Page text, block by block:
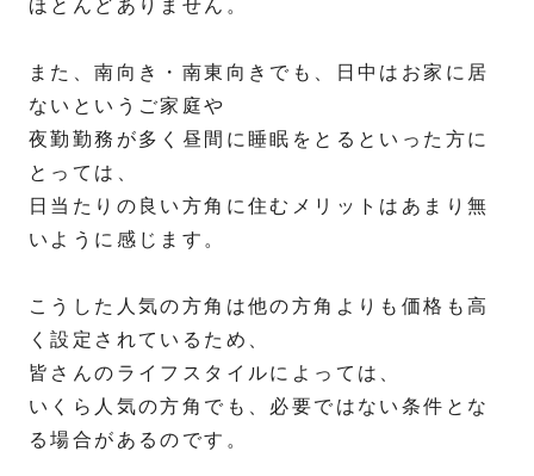
ほとんどありません。
また、南向き・南東向きでも、日中はお家に居
ないというご家庭や
夜勤勤務が多く昼間に睡眠をとるといった方に
とっては、
日当たりの良い方角に住むメリットはあまり無
いように感じます。
こうした人気の方角は他の方角よりも価格も高
く設定されているため、
皆さんのライフスタイルによっては、
いくら人気の方角でも、必要ではない条件とな
る場合があるのです。